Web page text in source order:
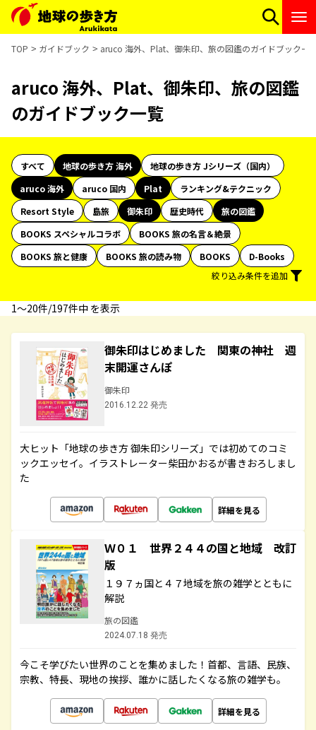
TOP ガイドブック aruco 海外、Plat、御朱印、旅の図鑑のガイドブック一
aruco 海外、Plat、御朱印、旅の図鑑
のガイドブック一覧
すべて 地球の歩き方 海外
地球の歩き方 Jシリーズ（国内）
aruco 海外
aruco 国内 Plat
ランキング&テクニック
Resort Style
島旅 御朱印 歴史時代
旅の図鑑
BOOKS スペシャルコラボ
BOOKS 旅の名言＆絶景
BOOKS 旅と健康
BOOKS 旅の読み物 BOOKS
D-Books
絞り込み条件を追加
1〜20件/197件中 を表示
御朱印はじめました 関東の神社 週
末開運さんぽ
御朱印
2016.12.22 発売
大ヒット「地球の歩き方 御朱印シリーズ」では初めてのコミ
ックエッセイ。イラストレーター柴田かおるが書きおろしまし
た
詳細を見る
Ｗ０１ 世界２４４の国と地域 改訂
版
１９７ヵ国と４７地域を旅の雑学とともに
解説
旅の図鑑
2024.07.18 発売
今こそ学びたい世界のことを集めました！首都、言語、民族、
宗教、特長、現地の挨拶、誰かに話したくなる旅の雑学も。
詳細を見る